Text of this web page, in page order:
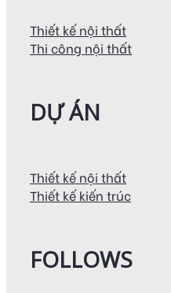
Thiết kế nội thất
Thi công nội thất
DỰ ÁN
Thiết kế nội thất
Thiết kế kiến trúc
FOLLOWS